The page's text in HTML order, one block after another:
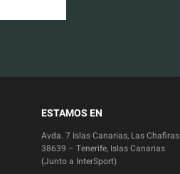
ESTAMOS EN
Avda. 7 Islas Canarias, Las Chafiras
38639 – Tenerife, Islas Canarias
(Junto a InterSport)